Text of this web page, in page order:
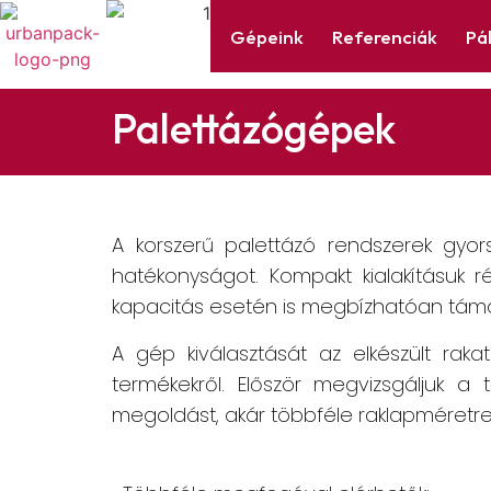
Gépeink Referenciák
Palettázógépek
A korszerű palettázó rendszerek
hatékonyságot. Kompakt
kapacitás esetén is megbízhatóan
A gép kiválasztását az elkészült
termékekről. Először megvizsgáljuk
megoldást, akár többféle